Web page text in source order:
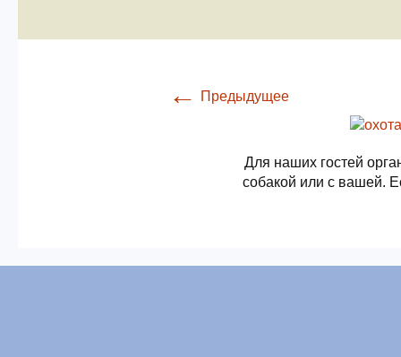
← Предыдущее
Для наших гостей
собакой или с вашей.